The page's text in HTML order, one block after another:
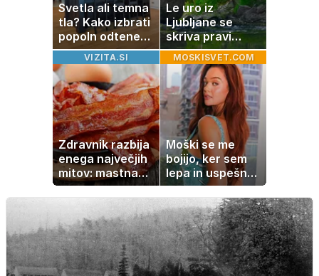
Svetla ali temna
tla? Kako izbrati
popoln odtenek
za vaš dom
Le uro iz
Ljubljane se
skriva pravi
naravni čudež:
izlet, ki bo
navdušil otroke
VIZITA.SI
Zdravnik razbija
enega največjih
mitov: mastna
jetra ne
nastanejo zaradi
slanine, temveč
zaradi živila, ki
ga imamo vsi
radi
MOSKISVET.COM
Moški se me
bojijo, ker sem
lepa in uspešna:
Misica razkrila,
zakaj je še
vedno samska